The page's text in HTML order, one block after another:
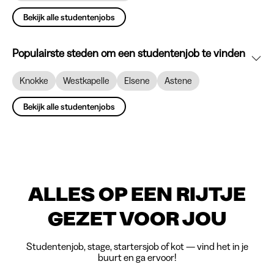
Bekijk alle studentenjobs
Populairste steden om een studentenjob te vinden
Knokke Westkapelle Elsene Astene
Bekijk alle studentenjobs
ALLES OP EEN RIJTJE
GEZET VOOR JOU
Studentenjob, stage, startersjob of kot — vind het in je
buurt en ga ervoor!